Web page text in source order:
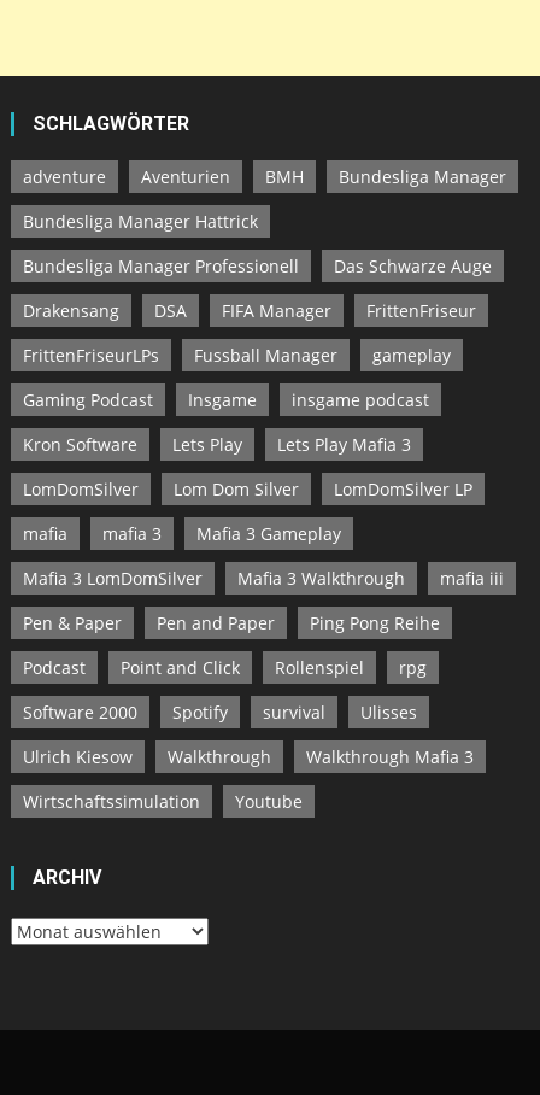
SCHLAGWÖRTER
adventure Aventurien BMH
Bundesliga Manager
Bundesliga Manager Hattrick
Bundesliga Manager Professionell
Das Schwarze Auge
Drakensang
DSA FIFA Manager
FrittenFriseur
FrittenFriseurLPs
Fussball Manager
gameplay
Gaming Podcast
Insgame
insgame podcast
Kron Software
Lets Play
Lets Play Mafia 3
LomDomSilver
Lom Dom Silver
LomDomSilver LP
mafia
mafia 3
Mafia 3 Gameplay
Mafia 3 LomDomSilver
Mafia 3 Walkthrough
mafia iii
Pen & Paper
Pen and Paper
Ping Pong Reihe
Podcast
Point and Click Rollenspiel
rpg
Software 2000
Spotify survival
Ulisses
Ulrich Kiesow
Walkthrough
Walkthrough Mafia 3
Wirtschaftssimulation
Youtube
ARCHIV
Archiv